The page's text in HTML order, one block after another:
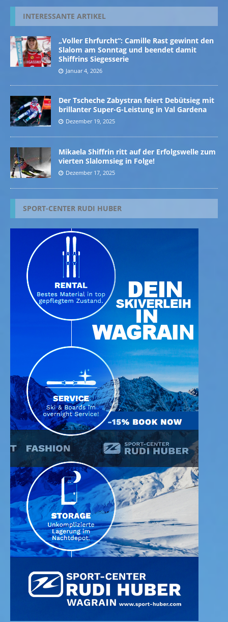
INTERESSANTE ARTIKEL
„Voller Ehrfurcht“: Camille Rast gewinnt den
Slalom am Sonntag und beendet damit
Shiffrins Siegesserie
Januar 4, 2026
Der Tscheche Zabystran feiert Debütsieg mit
brillanter Super-G-Leistung in Val Gardena
Dezember 19, 2025
Mikaela Shiffrin ritt auf der Erfolgswelle zum
vierten Slalomsieg in Folge!
Dezember 17, 2025
SPORT-CENTER RUDI HUBER